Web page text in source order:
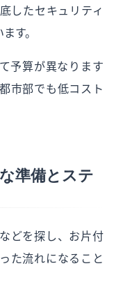
したセキュリティ
す。
予算が異なります
市部でも低コスト
準備とステ
どを探し、お片付
た流れになること